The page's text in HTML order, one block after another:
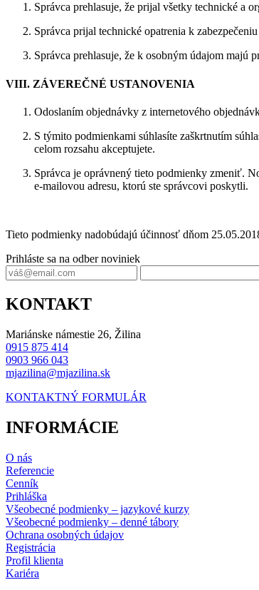
Správca prehlasuje, že prijal všetky technické a
Správca prijal technické opatrenia k
Správca prehlasuje, že k osobným údajom majú
VIII. ZÁVEREČNÉ USTANOVENIA
Odoslaním objednávky z internetového
S týmito podmienkami súhlasíte zaškrtnutím
celom rozsahu akceptujete.
Správca je oprávnený tieto podmienky zmeniť.
e-mailovou adresu, ktorú ste správcovi poskytli.
Tieto podmienky nadobúdajú účinnosť dňom
Prihláste sa na odber noviniek
KONTAKT
Mariánske námestie 26, Žilina
0915 875 414
0903 966 043
mjazilina@mjazilina.sk
KONTAKTNÝ FORMULÁR
INFORMÁCIE
O nás
Referencie
Cenník
Prihláška
Všeobecné podmienky – jazykové kurzy
Všeobecné podmienky – denné tábory
Ochrana osobných údajov
Registrácia
Profil klienta
Kariéra